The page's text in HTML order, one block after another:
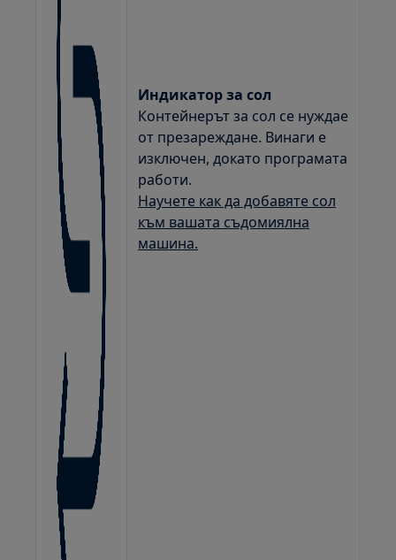
Индикатор за сол
Контейнерът за сол се нуждае
от презареждане. Винаги е
изключен, докато програмата
работи.
Научете как да добавяте сол
към вашата съдомиялна
машина.